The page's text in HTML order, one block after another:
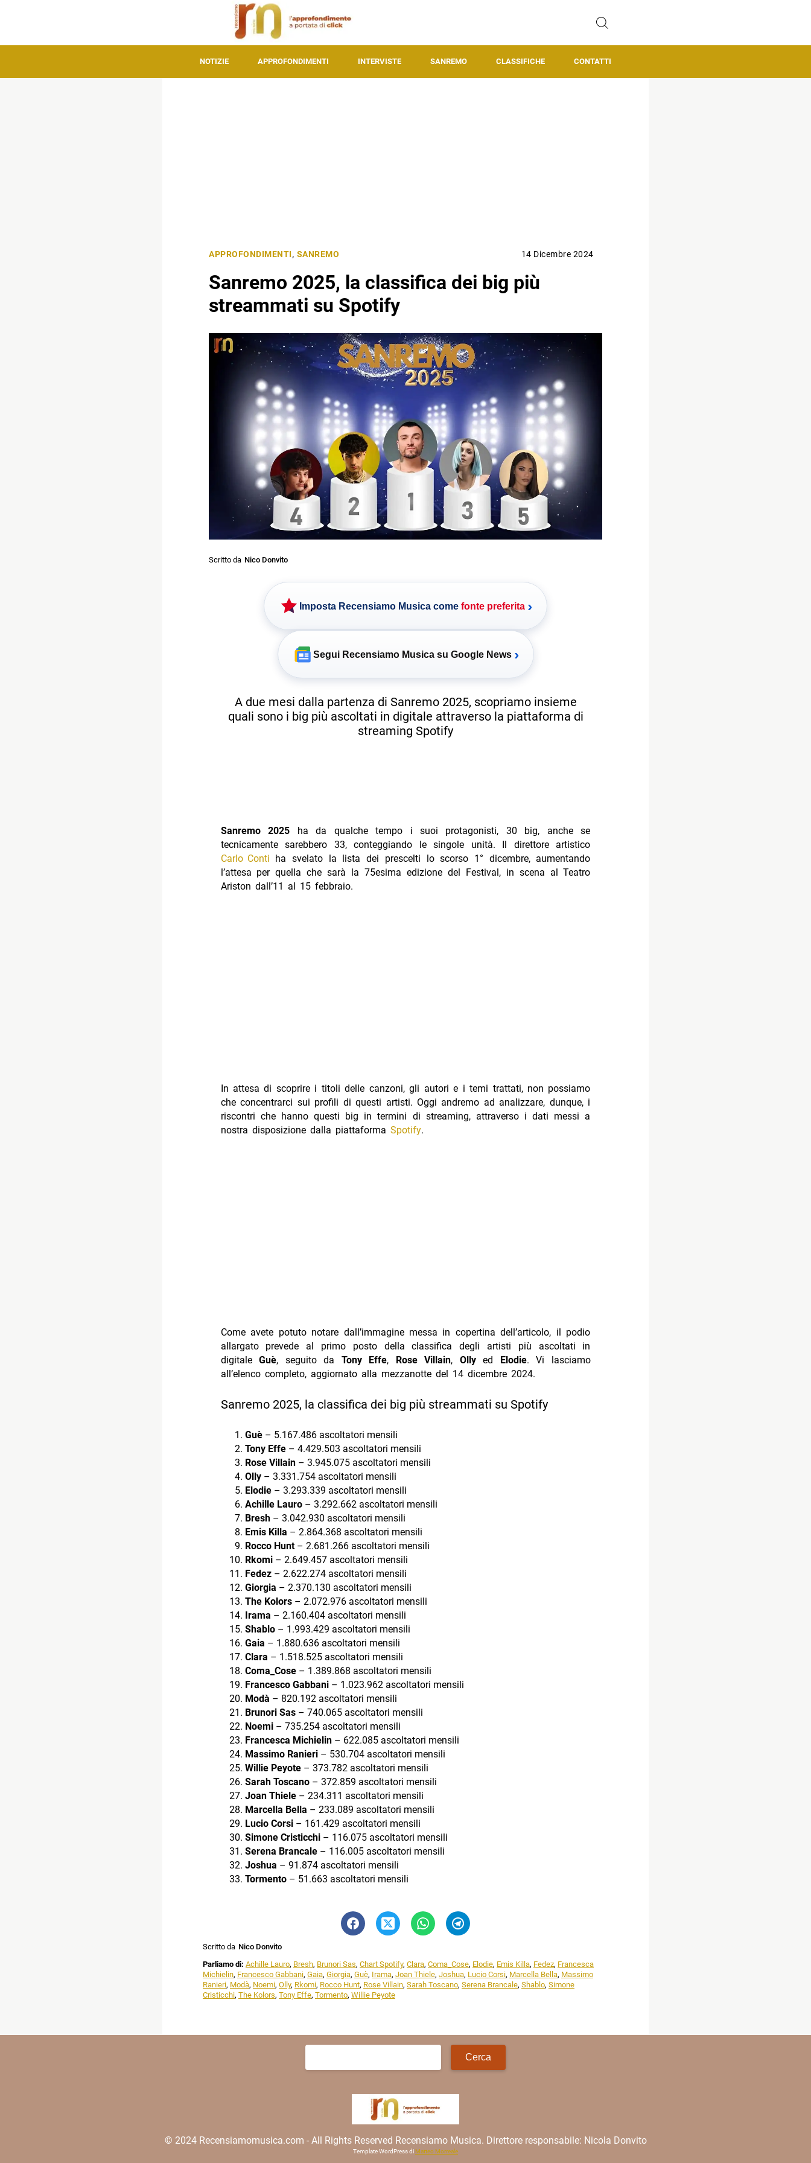
NOTIZIE APPROFONDIMENTI INTERVISTE SANREMO CLASSIFICHE CONTATTI
APPROFONDIMENTI, SANREMO 14 Dicembre 2024
Sanremo 2025, la classifica dei big più
streammati su Spotify
Scritto da Nico Donvito
Imposta Recensiamo Musica come fonte preferita ›
Segui Recensiamo Musica su Google News ›
A due mesi dalla partenza di Sanremo 2025, scopriamo insieme
quali sono i big più ascoltati in digitale attraverso la piattaforma di
streaming Spotify
Sanremo 2025 ha da qualche tempo i suoi protagonisti, 30 big, anche se
tecnicamente sarebbero 33, conteggiando le singole unità. Il direttore artistico
Carlo Conti ha svelato la lista dei prescelti lo scorso 1° dicembre, aumentando
l’attesa per quella che sarà la 75esima edizione del Festival, in scena al Teatro
Ariston dall’11 al 15 febbraio.
In attesa di scoprire i titoli delle canzoni, gli autori e i temi trattati, non possiamo
che concentrarci sui profili di questi artisti. Oggi andremo ad analizzare, dunque, i
riscontri che hanno questi big in termini di streaming, attraverso i dati messi a
nostra disposizione dalla piattaforma Spotify.
Come avete potuto notare dall’immagine messa in copertina dell’articolo, il podio
allargato prevede al primo posto della classifica degli artisti più ascoltati in
digitaleGuè, seguito da Tony Effe, Rose Villain, Ollyed Elodie. Vi lasciamo
all’elenco completo, aggiornato alla mezzanotte del 14 dicembre 2024.
Sanremo 2025, la classifica dei big più streammati su Spotify
Guè– 5.167.486 ascoltatori mensili
Tony Effe– 4.429.503 ascoltatori mensili
Rose Villain– 3.945.075 ascoltatori mensili
Olly– 3.331.754 ascoltatori mensili
Elodie– 3.293.339 ascoltatori mensili
Achille Lauro– 3.292.662 ascoltatori mensili
Bresh– 3.042.930 ascoltatori mensili
Emis Killa – 2.864.368 ascoltatori mensili
Rocco Hunt– 2.681.266 ascoltatori mensili
Rkomi– 2.649.457 ascoltatori mensili
Fedez– 2.622.274 ascoltatori mensili
Giorgia – 2.370.130 ascoltatori mensili
The Kolors– 2.072.976 ascoltatori mensili
Irama – 2.160.404 ascoltatori mensili
Shablo– 1.993.429 ascoltatori mensili
Gaia – 1.880.636 ascoltatori mensili
Clara – 1.518.525 ascoltatori mensili
Coma_Cose– 1.389.868 ascoltatori mensili
Francesco Gabbani– 1.023.962 ascoltatori mensili
Modà – 820.192 ascoltatori mensili
Brunori Sas– 740.065 ascoltatori mensili
Noemi– 735.254 ascoltatori mensili
Francesca Michielin– 622.085 ascoltatori mensili
Massimo Ranieri– 530.704 ascoltatori mensili
Willie Peyote– 373.782 ascoltatori mensili
Sarah Toscano– 372.859 ascoltatori mensili
Joan Thiele– 234.311 ascoltatori mensili
Marcella Bella – 233.089 ascoltatori mensili
Lucio Corsi– 161.429 ascoltatori mensili
Simone Cristicchi– 116.075 ascoltatori mensili
Serena Brancale– 116.005 ascoltatori mensili
Joshua – 91.874 ascoltatori mensili
Tormento– 51.663 ascoltatori mensili
Scritto da Nico Donvito
Parliamo di: Achille Lauro, Bresh, Brunori Sas, Chart Spotify, Clara, Coma_Cose, Elodie, Emis Killa, Fedez, Francesca
Michielin, Francesco Gabbani, Gaia, Giorgia, Guè, Irama, Joan Thiele, Joshua, Lucio Corsi, Marcella Bella, Massimo
Ranieri, Modà, Noemi, Olly, Rkomi, Rocco Hunt, Rose Villain, Sarah Toscano, Serena Brancale, Shablo, Simone
Cristicchi, The Kolors, Tony Effe, Tormento, Willie Peyote
Ricerca
© 2024 Recensiamomusica.com - All Rights Reserved Recensiamo Musica. Direttore responsabile: Nicola Donvito
Template WordPress di Matteo Morreale